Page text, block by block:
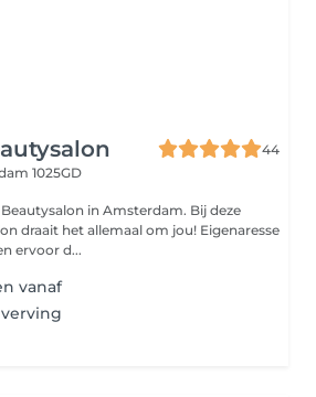
44
1025GD
in Amsterdam. Bij deze
draait het allemaal om jou! Eigenaresse
ervoor d...
vanaf